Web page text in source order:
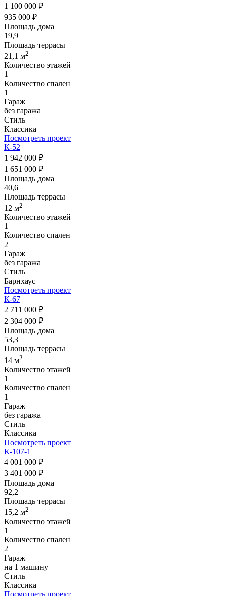
1 100 000 ₽
935 000 ₽
Площадь дома
19,9
Площадь террасы
21,1 м2
Количество этажей
1
Количество спален
1
Гараж
без гаража
Стиль
Классика
Посмотреть проект
К-52
1 942 000 ₽
1 651 000 ₽
Площадь дома
40,6
Площадь террасы
12 м2
Количество этажей
1
Количество спален
2
Гараж
без гаража
Стиль
Барнхаус
Посмотреть проект
К-67
2 711 000 ₽
2 304 000 ₽
Площадь дома
53,3
Площадь террасы
14 м2
Количество этажей
1
Количество спален
1
Гараж
без гаража
Стиль
Классика
Посмотреть проект
К-107-1
4 001 000 ₽
3 401 000 ₽
Площадь дома
92,2
Площадь террасы
15,2 м2
Количество этажей
1
Количество спален
2
Гараж
на 1 машину
Стиль
Классика